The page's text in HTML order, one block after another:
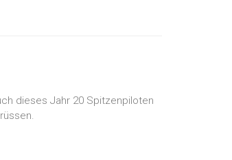
dieses Jahr 20 Spitzenpiloten